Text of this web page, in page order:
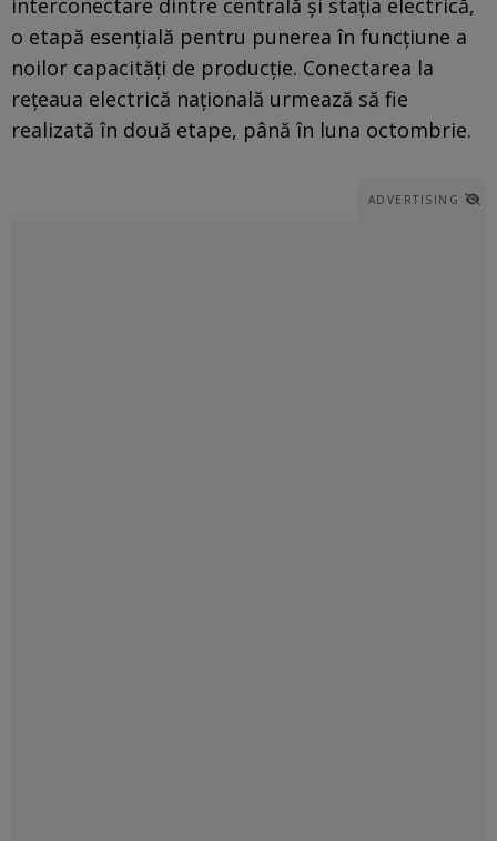
o etapă esențială pentru punerea în funcțiune a
noilor capacități de producție. Conectarea la
rețeaua electrică națională urmează să fie
realizată în două etape, până în luna octombrie.
ADVERTISING